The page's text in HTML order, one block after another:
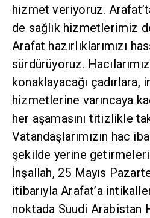
hizmet veriyoruz.
de sağlık hizmetlerimiz
Arafat hazırlıklarımızı
sürdürüyoruz.
konaklayacağı çadırlara,
hizmetlerine varıncaya
her aşamasını titizlikle
Vatandaşlarımızın hac
şekilde yerine getirmeleri
İnşallah, 25 Mayıs
itibarıyla Arafat’a
noktada Suudi Arabistan